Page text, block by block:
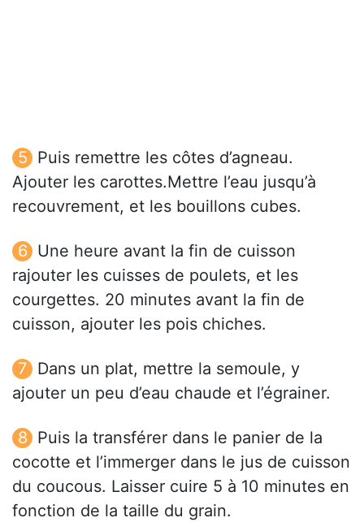
Puis remettre les côtes d’agneau.
Ajouter les carottes.Mettre l’eau jusqu’à
recouvrement, et les bouillons cubes.
Une heure avant la fin de cuisson
rajouter les cuisses de poulets, et les
courgettes. 20 minutes avant la fin de
cuisson, ajouter les pois chiches.
Dans un plat, mettre la semoule, y
ajouter un peu d’eau chaude et l’égrainer.
Puis la transférer dans le panier de la
cocotte et l’immerger dans le jus de cuisson
du coucous. Laisser cuire 5 à 10 minutes en
fonction de la taille du grain.